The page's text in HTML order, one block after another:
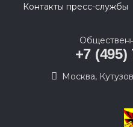
Контакты пресс-службы
+7 (495)
Москва,